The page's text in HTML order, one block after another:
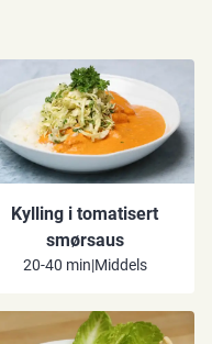
Kylling i tomatisert
smørsaus
20-40 min|Middels